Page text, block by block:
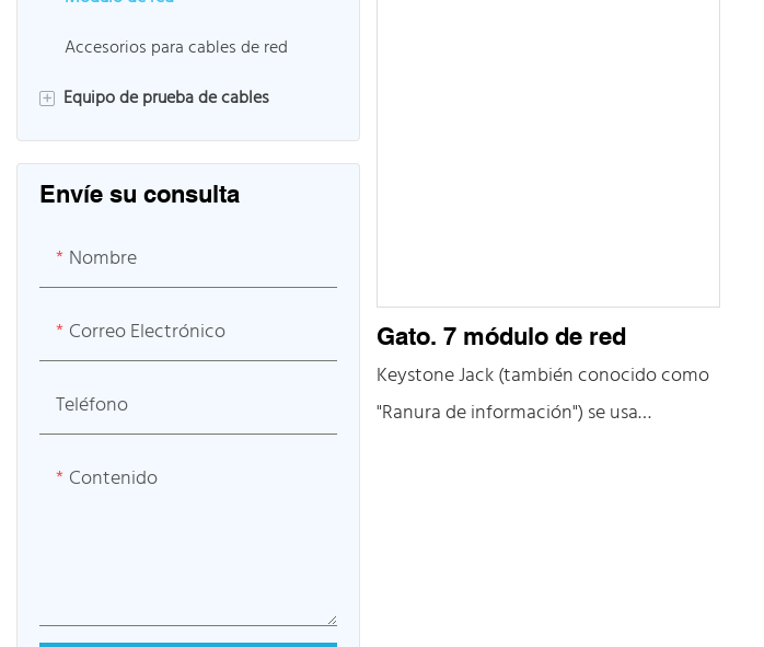
Gabinete de fibra
Accesorios para cables de red
+ Equipo de prueba de cables
Kits de herramientas de fibra
Empalmador de fusión de fibra
OTDR
Envíe su consulta
Nombre
Correo Electrónico
Teléfono
Contenido
Gato. 7 módulo de red
Keystone Jack (también conocido como
"Ranura de información") se usa